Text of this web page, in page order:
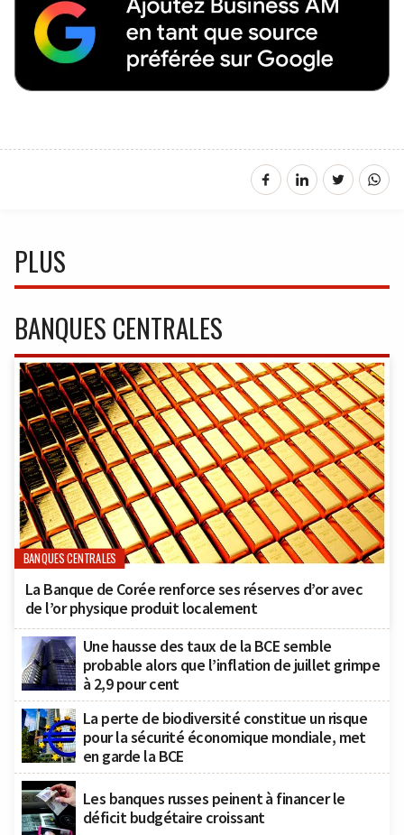
PLUS
BANQUES CENTRALES
BANQUES CENTRALES
La Banque de Corée renforce ses réserves d’or avec
de l’or physique produit localement
Une hausse des taux de la BCE semble
probable alors que l’inflation de juillet grimpe
à 2,9 pour cent
La perte de biodiversité constitue un risque
pour la sécurité économique mondiale, met
en garde la BCE
Les banques russes peinent à financer le
déficit budgétaire croissant